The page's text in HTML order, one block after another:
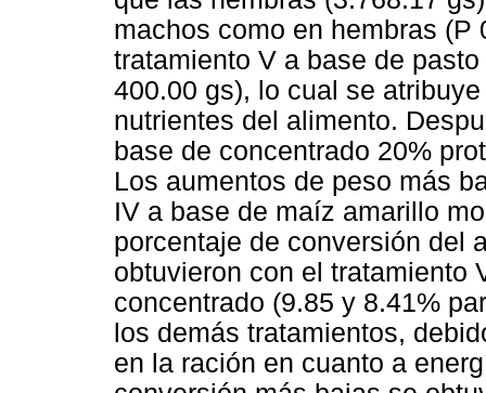
machos como en hembras
tratamiento V a base de
400.00 gs), lo cual se
nutrientes del alimento.
base de concentrado 20%
Los aumentos de peso más
IV a base de maíz amarillo
porcentaje de conversión del
obtuvieron con el tratamiento
concentrado (9.85 y 8.41%
los demás tratamientos,
en la ración en cuanto a